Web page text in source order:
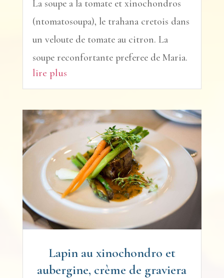
La soupe a la tomate et xinochondros
(ntomatosoupa), le trahana cretois dans
un veloute de tomate au citron. La
soupe reconfortante preferee de Maria.
lire plus
Lapin au xinochondro et
aubergine, crème de graviera